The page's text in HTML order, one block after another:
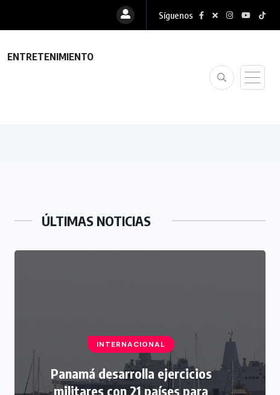
Síguenos
ENTRETENIMIENTO
ÚLTIMAS NOTICIAS
INTERNACIONAL
Panamá desarrolla ejercicios
militares con 21 países para